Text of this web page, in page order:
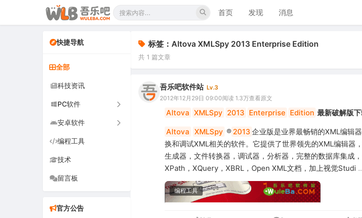
首页 发现 消息
快捷导航
全部
科技资讯
PC软件
办公软件
网络软件
音频视频
安卓软件
手机软件
车机软件
编程工具
技术
留言板
官方公告
标签：Altova XMLSpy 2013 Enterprise Edition
共 1 篇文章
吾乐吧软件站 Lv.3
2012年12月29日 09:00阅读 1.3万查看原文
Altova XMLSpy 2013 Enterprise Edition 最新破解版
Altova XMLSpy ® 2013 企业版是业界最畅销的XML编辑
换和调试XML相关的软件。它提供了世界领先的XML编辑器
生成器，文件转换器，调试器，分析器，完整的数据库集成
XPath，XQuery，XBRL，Open XML文档，加上视觉Studi
编程工具